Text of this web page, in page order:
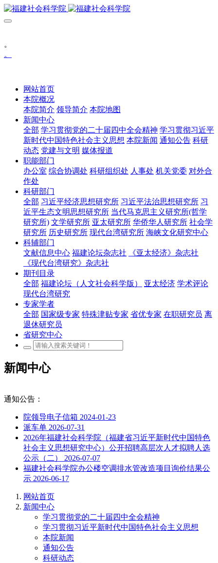
。
。
网站首页
本院概况
本院简介 领导简介 本院地图
新闻中心
全部 学习贯彻党的二十届四中全会精神 学习贯彻习近平
新时代中国特色社会主义思想 本院新闻 通知公告 科研
动态 党建与文明 媒体报道
职能部门
办公室 综合协调处 科研组织处 人事处 机关党委 对外合
作处
科研部门
全部 习近平经济思想研究所 习近平法治思想研究所 习
近平生态文明思想研究所 当代马克思主义研究所(哲学
研究所) 文学研究所 亚太研究所 华侨华人研究所 社会学
研究所 历史研究所 现代台湾研究所 海峡文化研究中心
科辅部门
文献信息中心 福建论坛杂志社
《亚太经济》杂志社
《现代台湾研究》杂志社
期刊目录
全部 福建论坛（人文社会科学版） 亚太经济 学术评论
现代台湾研究
专家学者
全部 国家级专家 特殊津贴专家 省优专家 在职研究员 离
退休研究员
省研究中心
新闻中心
通知公告：
院领导电子信箱 2024-01-23
派车单 2026-07-31
2026年福建社会科学院（福建省习近平新时代中国特色
社会主义思想研究中心）公开招聘高层次人才拟聘人选
公示（二） 2026-07-07
福建社会科学院办公楼空调排水管改造项目询价结果公
示 2026-06-17
网站首页
新闻中心
学习贯彻党的二十届四中全会精神
学习贯彻习近平新时代中国特色社会主义思想
本院新闻
通知公告
科研动态